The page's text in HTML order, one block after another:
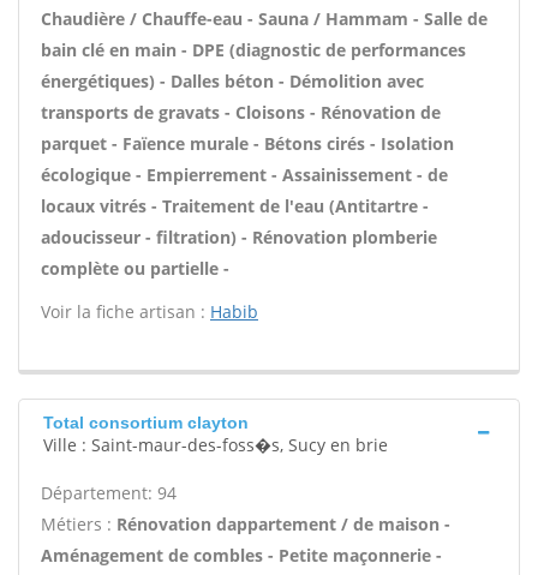
Chaudière / Chauffe-eau - Sauna / Hammam - Salle de
bain clé en main - DPE (diagnostic de performances
énergétiques) - Dalles béton - Démolition avec
transports de gravats - Cloisons - Rénovation de
parquet - Faïence murale - Bétons cirés - Isolation
écologique - Empierrement - Assainissement - de
locaux vitrés - Traitement de l'eau (Antitartre -
adoucisseur - filtration) - Rénovation plomberie
complète ou partielle -
Voir la fiche artisan : Habib
Total consortium clayton
Ville : Saint-maur-des-foss�s, Sucy en brie
Département: 94
Métiers : Rénovation dappartement / de maison -
Aménagement de combles - Petite maçonnerie -